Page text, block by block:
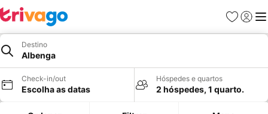
Favoritos
Iniciar
Destino
Albenga
Check-in/out
Escolha as datas
Hóspedes e quartos
2 hóspedes, 1 quarto.